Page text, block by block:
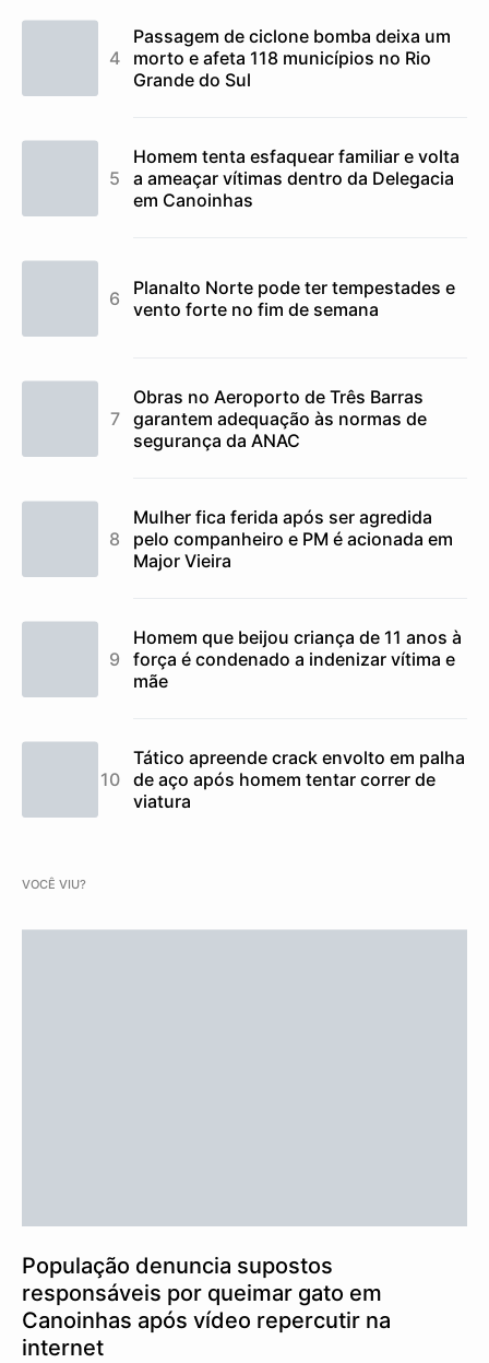
Passagem de ciclone bomba deixa um
morto e afeta 118 municípios no Rio
Grande do Sul
Homem tenta esfaquear familiar e volta
a ameaçar vítimas dentro da Delegacia
em Canoinhas
Planalto Norte pode ter tempestades e
vento forte no fim de semana
Obras no Aeroporto de Três Barras
garantem adequação às normas de
segurança da ANAC
Mulher fica ferida após ser agredida
pelo companheiro e PM é acionada em
Major Vieira
Homem que beijou criança de 11 anos à
força é condenado a indenizar vítima e
mãe
Tático apreende crack envolto em palha
de aço após homem tentar correr de
viatura
VOCÊ VIU?
População denuncia supostos
responsáveis por queimar gato em
Canoinhas após vídeo repercutir na
internet